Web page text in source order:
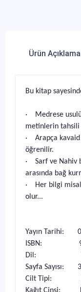
Ürün
Bu kitap
· Medrese usulü
metinlerin tahsili
· Arapça kavaid
öğrenilir.
· Sarf ve Nahiv
arasında bağ
· Her bilgi
olur...
Yayın Tarihi:
ISBN:
Dil:
Sayfa Sayısı:
Cilt Tipi: